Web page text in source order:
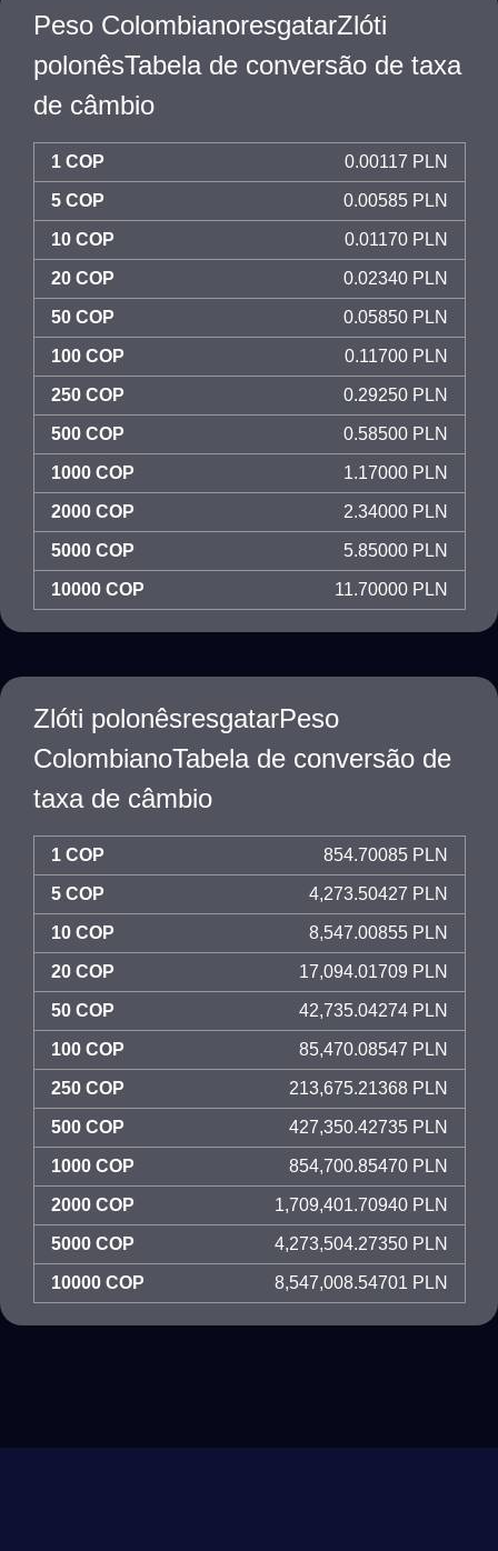
Peso ColombianoresgatarZlóti
polonêsTabela de conversão de taxa
de câmbio
1 COP 0.00117 PLN
5 COP 0.00585 PLN
10 COP 0.01170 PLN
20 COP 0.02340 PLN
50 COP 0.05850 PLN
100 COP 0.11700 PLN
250 COP 0.29250 PLN
500 COP 0.58500 PLN
1000 COP 1.17000 PLN
2000 COP 2.34000 PLN
5000 COP 5.85000 PLN
10000 COP 11.70000 PLN
Zlóti polonêsresgatarPeso
ColombianoTabela de conversão de
taxa de câmbio
1 COP 854.70085 PLN
5 COP 4,273.50427 PLN
10 COP 8,547.00855 PLN
20 COP 17,094.01709 PLN
50 COP 42,735.04274 PLN
100 COP 85,470.08547 PLN
250 COP 213,675.21368 PLN
500 COP 427,350.42735 PLN
1000 COP 854,700.85470 PLN
2000 COP 1,709,401.70940 PLN
5000 COP 4,273,504.27350 PLN
10000 COP 8,547,008.54701 PLN